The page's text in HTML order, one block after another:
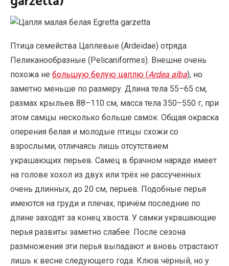
Птица семейства Цаплевые (Ardeidae) отряда
Пеликанообразные (Pelicaniformes). Внешне очень
похожа не большую белую цаплю (Ardea alba), но
заметно меньше по размеру. Длина тела 55–65 см,
размах крыльев 88–110 см, масса тела 350–550 г, при
этом самцы несколько больше самок. Общая окраска
оперения белая и молодые птицы схожи со
взрослыми, отличаясь лишь отсутствием
украшающих перьев. Самец в брачном наряде имеет
на голове хохол из двух или трёх не рассученных
очень длинных, до 20 см, перьев. Подобные перья
имеются на груди и плечах, причём последние по
длине заходят за конец хвоста. У самки украшающие
перья развиты заметно слабее. После сезона
размножения эти перья выпадают и вновь отрастают
лишь к весне следующего года. Клюв чёрный, но у